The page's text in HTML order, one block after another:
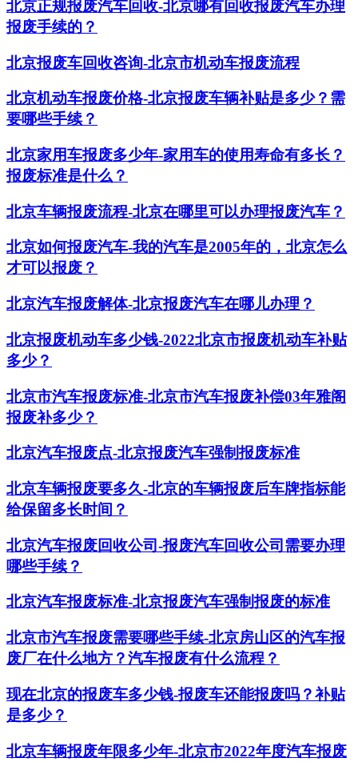
北京正规报废汽车回收-北京哪有回收报废汽车办理
报废手续的？
北京报废车回收咨询-北京市机动车报废流程
北京机动车报废价格-北京报废车辆补贴是多少？需
要哪些手续？
北京家用车报废多少年-家用车的使用寿命有多长？
报废标准是什么？
北京车辆报废流程-北京在哪里可以办理报废汽车？
北京如何报废汽车-我的汽车是2005年的，北京怎么
才可以报废？
北京汽车报废解体-北京报废汽车在哪儿办理？
北京报废机动车多少钱-2022北京市报废机动车补贴
多少？
北京市汽车报废标准-北京市汽车报废补偿03年雅阁
报废补多少？
北京汽车报废点-北京报废汽车强制报废标准
北京车辆报废要多久-北京的车辆报废后车牌指标能
给保留多长时间？
北京汽车报废回收公司-报废汽车回收公司需要办理
哪些手续？
北京汽车报废标准-北京报废汽车强制报废的标准
北京市汽车报废需要哪些手续-北京房山区的汽车报
废厂在什么地方？汽车报废有什么流程？
现在北京的报废车多少钱-报废车还能报废吗？补贴
是多少？
北京车辆报废年限多少年-北京市2022年度汽车报废